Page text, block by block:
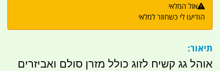
אזל המלאי
הודיעו לי כשחוזר למלאי
תיאור:
אוהל גג קשיח לזוג כולל מזרן סולם ואביזרים